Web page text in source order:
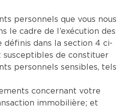
personnels que vous nous
le cadre de l’exécution des
définis dans la section 4 ci-
susceptibles de constituer
personnels sensibles, tels
concernant votre
immobilière; et